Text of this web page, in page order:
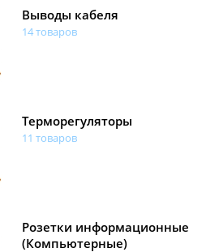
Выводы кабеля
14 товаров
Терморегуляторы
11 товаров
Розетки информационные
(Компьютерные)